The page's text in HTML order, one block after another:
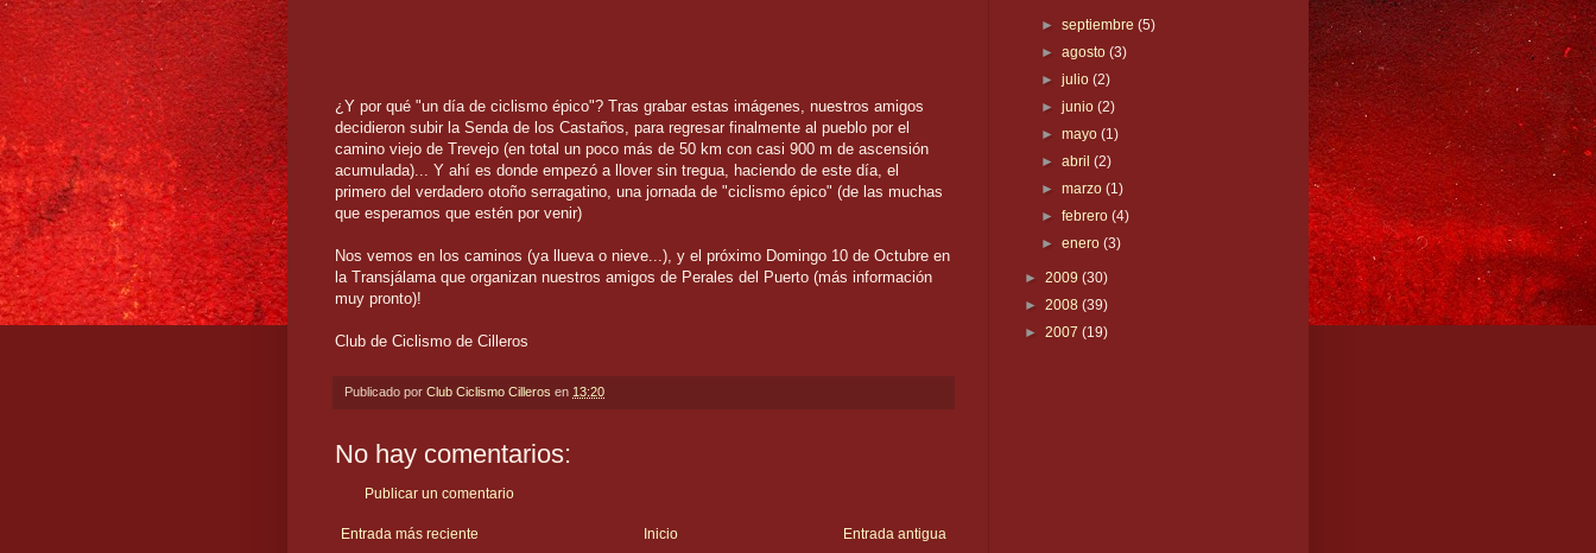
¿Y por qué "un día de ciclismo épico"? Tras grabar estas imágenes, nuestros amigos
decidieron subir la Senda de los Castaños, para regresar finalmente al pueblo por el
camino viejo de Trevejo (en total un poco más de 50 km con casi 900 m de ascensión
acumulada)... Y ahí es donde empezó a llover sin tregua, haciendo de este día, el
primero del verdadero otoño serragatino, una jornada de "ciclismo épico" (de las muchas
que esperamos que estén por venir)
Nos vemos en los caminos (ya llueva o nieve...), y el próximo Domingo 10 de Octubre en
la Transjálama que organizan nuestros amigos de Perales del Puerto (más información
muy pronto)!
Club de Ciclismo de Cilleros
Publicado por Club Ciclismo Cilleros en 13:20
No hay comentarios:
Publicar un comentario
Entrada más reciente Entrada antigua
Inicio
►septiembre(5)
►agosto(3)
►julio(2)
►junio(2)
►mayo(1)
►abril(2)
►marzo(1)
►febrero(4)
►enero(3)
► 2009 (30)
► 2008 (39)
► 2007 (19)